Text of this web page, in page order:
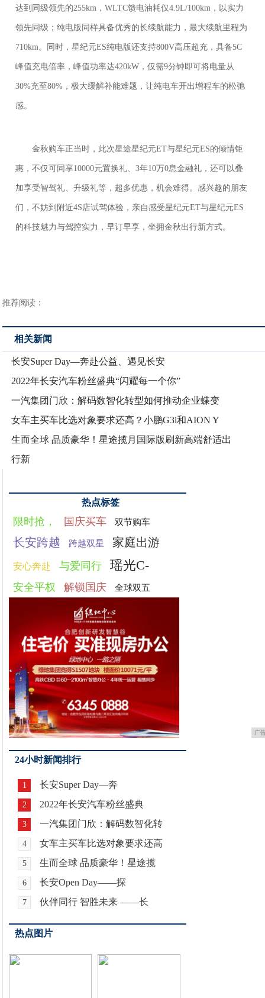
达到同级领先的255km，WLTC馈电油耗仅4.9L/100km，以实力
领先同级；纯电版同样具备优秀的长续航能力，最大续航里程为
710km。同时，星纪元ES纯电版还支持800V高压超充，具备5C
峰值充电倍率，峰值功率达420kW，仅需9分钟即可将电量从
30%充至80%，极大缓解补能难题，让纯电车开出增程车的松弛
感。
金秋购车正当时，此次星途星纪元ET与星纪元ES的倾情钜
惠，不仅可同享10000元置换礼、3年10万0息金融礼，还可以叠
加享受智驾礼、升级礼等，超多优惠，机会难得。感兴趣的朋友
们，不妨到附近4S店试驾体验，亲自感受星纪元ET与星纪元ES
的科技魅力与驾控实力，早订早享，坐拥金秋出行新方式。
推荐阅读：
相关新闻
长安Super Day—奔赴公益、遇见长安
2022年长安汽车粉丝盛典“闪耀每一个你”
一汽集团门欣：解码数智化转型如何推动企业蝶变
女车主买车比选对象要求还高？小鹏G3i和AION Y
生而全球 品质豪华！星途揽月国际版刷新高端舒适出
行新
热点标签
限时抢， 国庆买车 双节购车
长安跨越 跨越双星 家庭出游
安心奔赴 与爱同行 瑶光C-
安全平权 解锁国庆 全球双五
广
24小时新闻排行
1 长安Super Day—奔
2 2022年长安汽车粉丝盛典
3 一汽集团门欣：解码数智化转
4 女车主买车比选对象要求还高
5 生而全球 品质豪华！星途揽
6 长安Open Day——探
7 伙伴同行 智胜未来 ——长
热点图片